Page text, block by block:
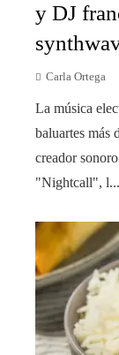
y DJ
Carla Ortega
La música
baluartes más
creador
"Nightcall", l...